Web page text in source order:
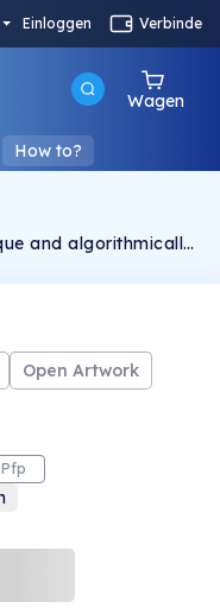
Einloggen Verbinde
Wagen
How to?
and algorithmically
of 2222 Baffled
Open Artwork
Pfp